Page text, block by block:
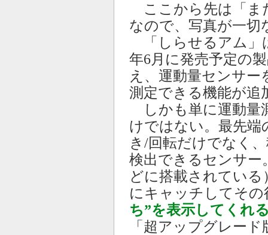
ここから先は「ま
なので、写真が一
「しらせるアム」
年6月に発売予定の
え、運動量センサー
測定できる機能が追
しかも単に運動量
けではない。最先端
き/回転だけでなく
検出できるセンサー
どに搭載されている
にキャッチしてそ
ち”を表示してくれ
「超アップグレー